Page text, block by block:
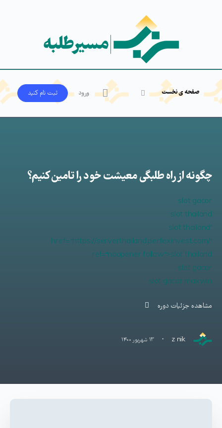
صفحه ی نخست ورود ثبت‌ نام کنید
چگونه از راه طلبگی معیشت خود را تامین کنیم؟
slot gacor
slot thailand
slot thailand"
href="https://serverthailand.perfexinvest.com/"
rel="noopener follow">slot thailand
slot gacor
slot gacor maxwin
مشاهده جزئیات دوره
z nik
· ۱۳ شهریور ۱۴۰۰